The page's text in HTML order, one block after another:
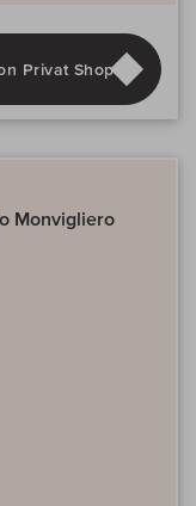
Privat Shop
Monvigliero